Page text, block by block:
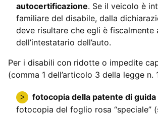
autocertificazione. Se il veicolo è
familiare del disabile, dalla
deve risultare che egli è fiscalmente
dell’intestatario dell’auto.
Per i disabili con ridotte o impedite
(comma 1 dell’articolo 3 della legge n.
fotocopia della patente di guida
fotocopia del foglio rosa “speciale”